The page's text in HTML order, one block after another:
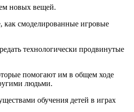
новых вещей.
смоделированные игровые
технологически продвинутые
помогают им в общем ходе
людьми.
обучения детей в играх